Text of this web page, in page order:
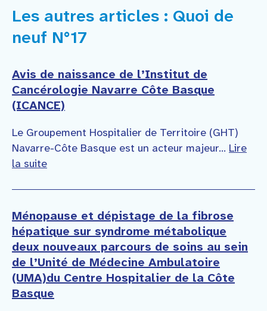
Les autres articles : Quoi de
neuf N°17
Avis de naissance de l’Institut de
Cancérologie Navarre Côte Basque
(ICANCE)
Le Groupement Hospitalier de Territoire (GHT)
Navarre-Côte Basque est un acteur majeur... Lire
la suite
Ménopause et dépistage de la fibrose
hépatique sur syndrome métabolique
deux nouveaux parcours de soins au sein
de l’Unité de Médecine Ambulatoire
(UMA)du Centre Hospitalier de la Côte
Basque